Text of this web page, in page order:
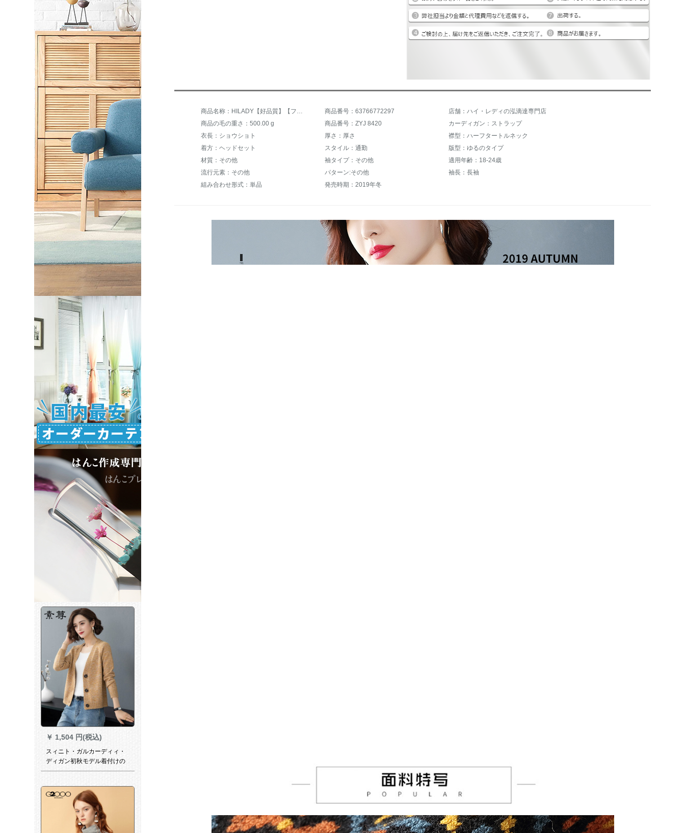
￥ 1,504 円(税込)
スィニト・ガルカーディィ・
ディガン初秋モデル着付けの
トレー2019新着品韓国フルー
らしいセズが薄着シザス黄色
19017 M
商品名称：HILADY【好品質】【ファンシー新品】ハーフターナースーツ女史ゆるの外着レディ2019新着品秋冬ファッション洋気加厚レインファッションファッション 商品番号：63766772297
店舗：ハイ・レディの泓滴達専門店
商品の毛の重さ：500.00 g
商品番号：ZYJ 8420
カーディガン：ストラップ
衣長：ショウショト
厚さ：厚さ
襟型：ハーフタートルネック
着方：ヘッドセット
スタイル：通勤
版型：ゆるのタイプ
材質：その他
袖タイプ：その他
適用年齢：18-24歳
流行元素：その他
パターン:その他
袖長：長袖
組み合わせ形式：単品
発売時期：2019年冬